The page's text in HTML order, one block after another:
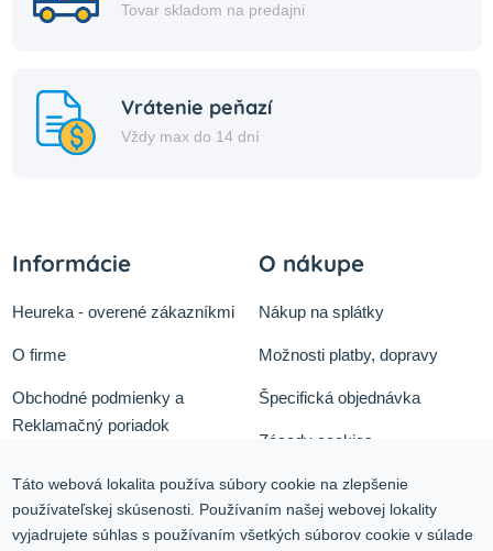
Tovar skladom na predajni
Vrátenie peňazí
Vždy max do 14 dní
Informácie
Heureka - overené zákazníkmi
O firme
Obchodné podmienky a
Reklamačný poriadok
Služby
O nákupe
Nákup na splátky
Možnosti platby, dopravy
Špecifická objednávka
Zásady cookies
Ochrana osobných údajov
Blog
Táto webová lokalita používa súbory cookie na zlepšenie
používateľskej skúsenosti. Používaním našej webovej lokality
vyjadrujete súhlas s používaním všetkých súborov cookie v súlade